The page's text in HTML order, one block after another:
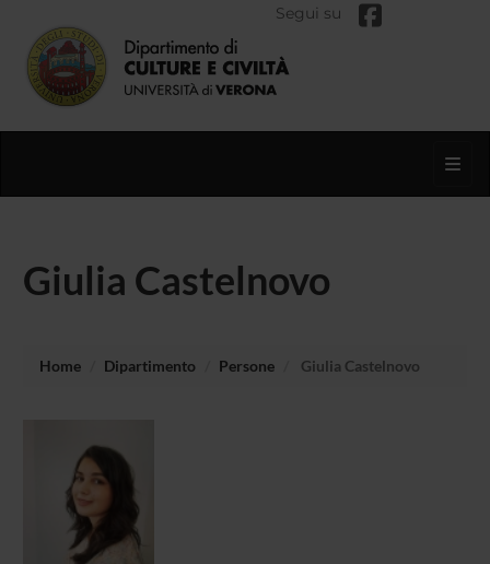
Segui su
Giulia Castelnovo
Home Dipartimento Persone Giulia Castelnovo